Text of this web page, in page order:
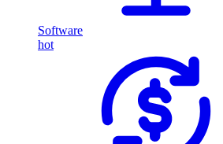
Software
hot